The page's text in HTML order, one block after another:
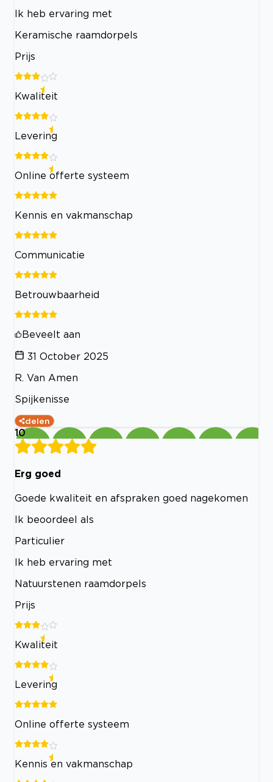
Ik heb ervaring met
Keramische raamdorpels
Prijs
Kwaliteit
Levering
Online offerte systeem
Kennis en vakmanschap
Communicatie
Betrouwbaarheid
Beveelt aan
31 October 2025
R. Van Amen
Spijkenisse
delen
10
Erg goed
Goede kwaliteit en afspraken goed nagekomen
Ik beoordeel als
Particulier
Ik heb ervaring met
Natuurstenen raamdorpels
Prijs
Kwaliteit
Levering
Online offerte systeem
Kennis en vakmanschap